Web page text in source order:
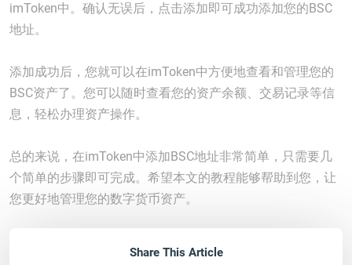
imToken中。确认无误后，点击添加即可成功添加您的BSC
地址。
添加成功后，您就可以在imToken中方便地查看和管理您的
BSC资产了。您可以随时查看您的资产余额、交易记录等信
息，轻松办理资产操作。
总的来说，在imToken中添加BSC地址非常简单，只需要几
个简单的步骤即可完成。希望本文的教程能够帮助到您，让
您更好地管理您的数字货币资产。
Share This Article